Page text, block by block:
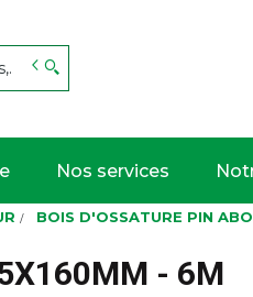
Nos services
BOIS D'OSSATURE PIN
- 6M